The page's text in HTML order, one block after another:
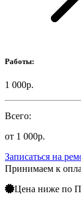
Работы:
1 000р.
Всего:
от 1 000р.
Записаться на
Принимаем к
Цена ниже по